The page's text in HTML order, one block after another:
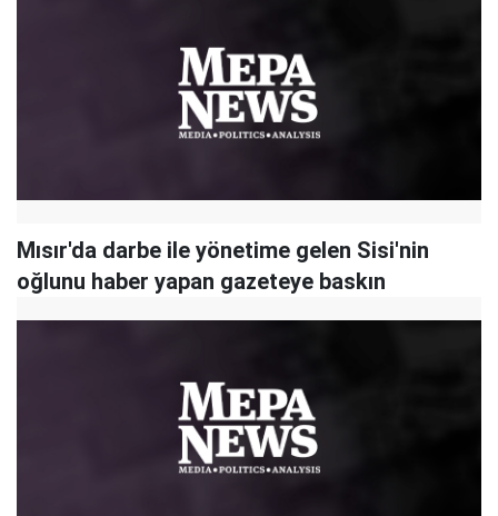
Mısır'da darbe ile yönetime gelen Sisi'nin
oğlunu haber yapan gazeteye baskın